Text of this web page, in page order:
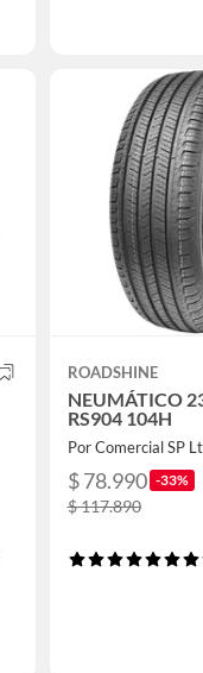
ROADSHINE
NEUMÁTICO
RS904 104H
Por Comercial SP
$ 78.990 -33%
$ 117.890